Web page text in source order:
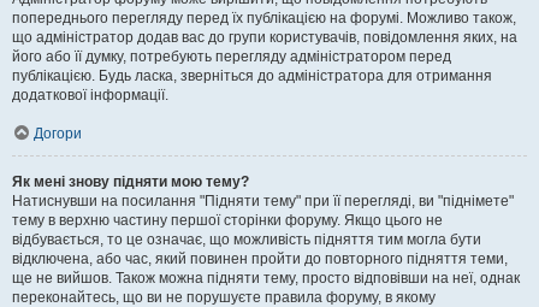
попереднього перегляду перед їх публікацією на форумі. Можливо також,
що адміністратор додав вас до групи користувачів, повідомлення яких, на
його або її думку, потребують перегляду адміністратором перед
публікацією. Будь ласка, зверніться до адміністратора для отримання
додаткової інформації.
Догори
Як мені знову підняти мою тему?
Натиснувши на посилання "Підняти тему" при її перегляді, ви "піднімете"
тему в верхню частину першої сторінки форуму. Якщо цього не
відбувається, то це означає, що можливість підняття тим могла бути
відключена, або час, який повинен пройти до повторного підняття теми,
ще не вийшов. Також можна підняти тему, просто відповівши на неї, однак
переконайтесь, що ви не порушуєте правила форуму, в якому